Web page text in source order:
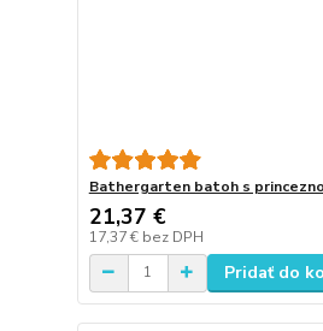
Bathergarten batoh s
21,37 €
17,37 € bez DPH
Pridať do